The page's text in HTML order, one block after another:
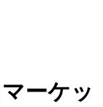
ーケッ